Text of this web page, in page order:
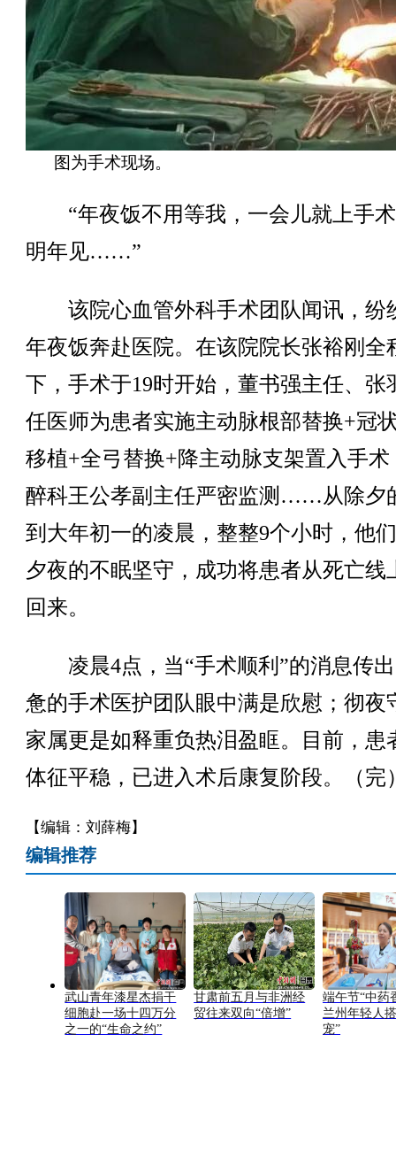
图为手术现场。
“年夜饭不用等我，一会儿就上手
明年见……”
该院心血管外科手术团队闻讯，纷
年夜饭奔赴医院。在该院院长张裕刚全
下，手术于19时开始，董书强主任、张
任医师为患者实施主动脉根部替换+冠
移植+全弓替换+降主动脉支架置入手术
醉科王公孝副主任严密监测……从除夕
到大年初一的凌晨，整整9个小时，他
夕夜的不眠坚守，成功将患者从死亡线
回来。
凌晨4点，当“手术顺利”的消息传
惫的手术医护团队眼中满是欣慰；彻夜
家属更是如释重负热泪盈眶。目前，患
体征平稳，已进入术后康复阶段。（完
【编辑：刘薛梅】
编辑推荐
武山青年漆星杰捐干
细胞赴一场十四万分
之一的“生命之约”
甘肃前五月与非洲经
贸往来双向“倍增”
端午节“中药
兰州年轻人
宠”